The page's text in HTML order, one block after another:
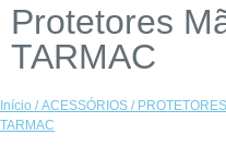
Protetores
TARMAC
Início /ACESSÓRIOS /
TARMAC